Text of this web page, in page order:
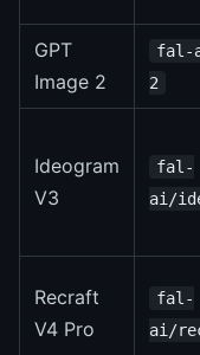
GPT
Image 2
fal-
2
Ideogram
V3
fal-
ai/
Recraft
V4 Pro
fal-
ai/